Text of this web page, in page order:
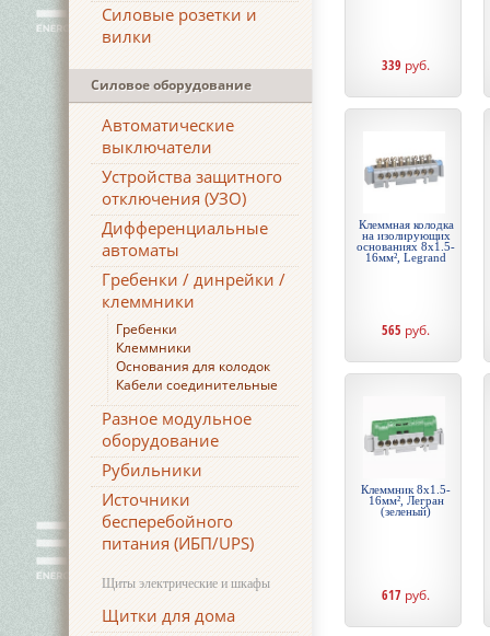
Силовые розетки и
вилки
Силовое оборудование
Автоматические
выключатели
Устройства защитного
отключения (УЗО)
Дифференциальные
автоматы
Гребенки / динрейки /
клеммники
Гребенки
Клеммники
Основания для колодок
Кабели соединительные
Разное модульное
оборудование
Рубильники
Источники
бесперебойного
питания (ИБП/UPS)
Щиты электрические и шкафы
Щитки для дома
339 руб.
Клеммная колодка
на изолирующих
основаниях 8х1.5-
16мм², Legrand
565 руб.
Клеммник 8х1.5-
16мм², Легран
(зеленый)
617 руб.